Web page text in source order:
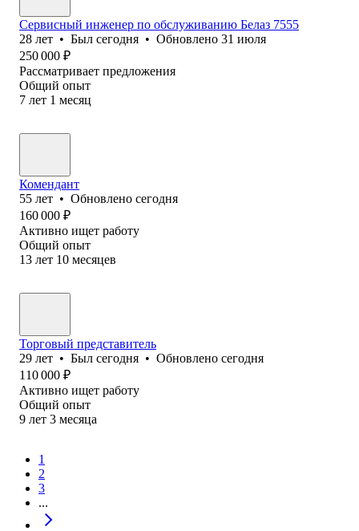
Сервисный инженер по обслуживанию Белаз 7555
28 лет • Был сегодня • Обновлено 31 июля
250 000 ₽
Рассматривает предложения
Общий опыт
7 лет 1 месяц
Комендант
55 лет • Обновлено сегодня
160 000 ₽
Активно ищет работу
Общий опыт
13 лет 10 месяцев
Торговый представитель
29 лет • Был сегодня • Обновлено сегодня
110 000 ₽
Активно ищет работу
Общий опыт
9 лет 3 месяца
1
2
3
...